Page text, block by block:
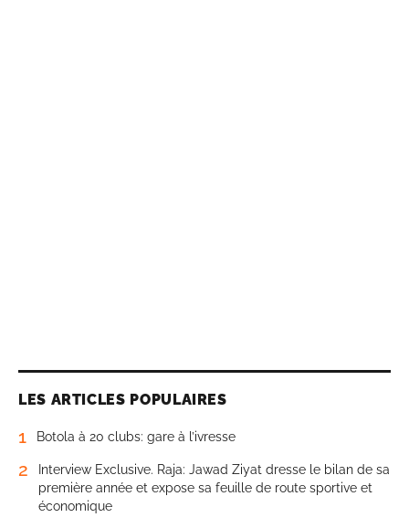
LES ARTICLES POPULAIRES
1 Botola à 20 clubs: gare à l’ivresse
2
Interview Exclusive. Raja: Jawad Ziyat dresse le bilan de sa
première année et expose sa feuille de route sportive et
économique